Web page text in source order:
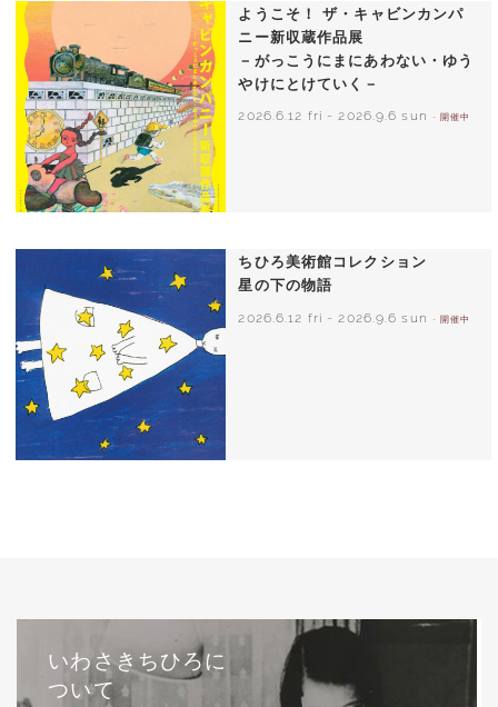
ようこそ！ ザ・キャビンカンパ
ニー新収蔵作品展
－がっこうにまにあわない・ゆう
やけにとけていく－
2026.6.12 fri -2026.9.6 sun - 開催中
ちひろ美術館コレクション
星の下の物語
2026.6.12 fri - 2026.9.6 sun - 開催中
いわさきちひろに
ついて